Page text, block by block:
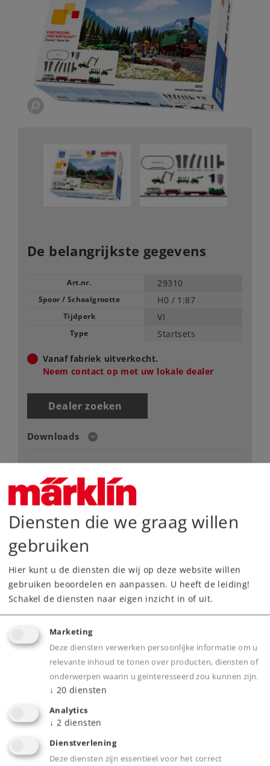
De belangrijkste gegevens
Art.nr. 29310
Spoor / Schaalgrootte H0 / 1:87
Tijdperk VI
Type Startsets
Vanaf fabriek uitverkocht.
Neem contact op met uw lokale dealer
Dealer zoeken
Downloads
Onderdelen bestellen
Highlights
Robuuste trein en stabiele bosbouwmachines.
Geschikt voor kinderen vanaf 6 jaar.
Uitgebreide speelmogelijkheden rondom het
thema bosbouw.
Vrij bewegen rondom de modelbaan dankzij
de draadloze IR-rijregelaar.
Product
Diensten die we graag willen
gebruiken
Hier kunt u de diensten die wij op deze website willen
gebruiken beoordelen en aanpassen. U heeft de leiding!
Schakel de diensten naar eigen inzicht in of uit.
Marketing
Deze diensten verwerken persoonlijke informatie om u
relevante inhoud te tonen over producten, diensten of
onderwerpen waarin u geïnteresseerd zou kunnen zijn.
↓ 20 diensten
Analytics
↓ 2 diensten
Dienstverlening
Deze diensten zijn essentieel voor het correct